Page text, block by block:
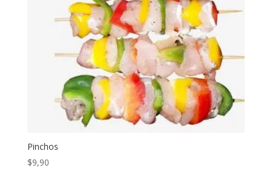
Pinchos
$9,90